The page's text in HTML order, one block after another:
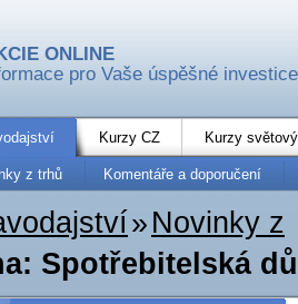
ONLINE
pro Vaše úspěšné investice
Kurzy CZ Kurzy
z trhů Komentáře a doporučení
» Novinky z
Spotřebitelská